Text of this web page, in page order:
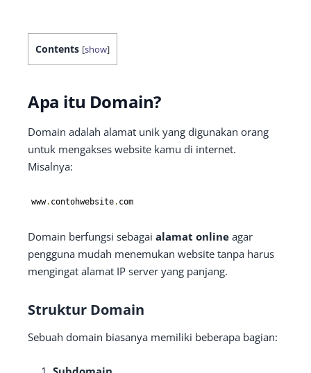
Contents [show]
Apa itu Domain?
Domain adalah alamat unik yang digunakan orang
untuk mengakses website kamu di internet.
Misalnya:
www. contohwebsite. com
Domain berfungsi sebagai alamat online agar
pengguna mudah menemukan website tanpa harus
mengingat alamat IP server yang panjang.
Struktur Domain
Sebuah domain biasanya memiliki beberapa bagian: